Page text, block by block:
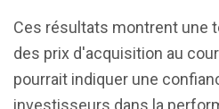
Ces résultats montrent une
des prix d'acquisition au
pourrait indiquer une
investisseurs dans la